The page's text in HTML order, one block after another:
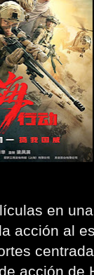
en
acción al
acción de